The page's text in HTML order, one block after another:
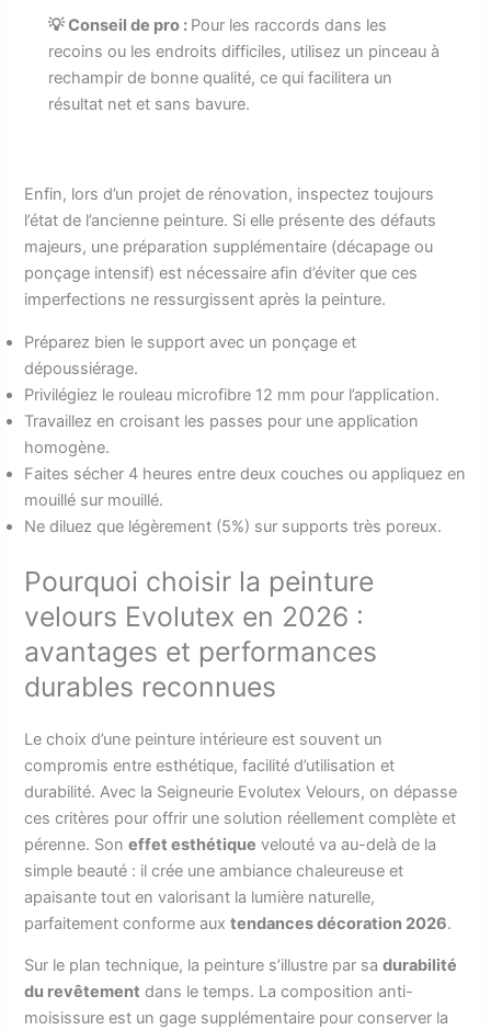
💡 Conseil de pro : Pour les raccords dans les
recoins ou les endroits difficiles, utilisez un pinceau à
rechampir de bonne qualité, ce qui facilitera un
résultat net et sans bavure.
Enfin, lors d’un projet de rénovation, inspectez toujours
l’état de l’ancienne peinture. Si elle présente des défauts
majeurs, une préparation supplémentaire (décapage ou
ponçage intensif) est nécessaire afin d’éviter que ces
imperfections ne ressurgissent après la peinture.
Préparez bien le support avec un ponçage et
dépoussiérage.
Privilégiez le rouleau microfibre 12 mm pour l’application.
Travaillez en croisant les passes pour une application
homogène.
Faites sécher 4 heures entre deux couches ou appliquez en
mouillé sur mouillé.
Ne diluez que légèrement (5%) sur supports très poreux.
Pourquoi choisir la peinture
velours Evolutex en 2026 :
avantages et performances
durables reconnues
Le choix d’une peinture intérieure est souvent un
compromis entre esthétique, facilité d’utilisation et
durabilité. Avec la Seigneurie Evolutex Velours, on dépasse
ces critères pour offrir une solution réellement complète et
pérenne. Soneffet esthétique velouté va au-delà de la
simple beauté : il crée une ambiance chaleureuse et
apaisante tout en valorisant la lumière naturelle,
parfaitement conforme auxtendances décoration 2026.
Sur le plan technique, la peinture s’illustre par sadurabilité
du revêtement dans le temps. La composition anti-
moisissure est un gage supplémentaire pour conserver la